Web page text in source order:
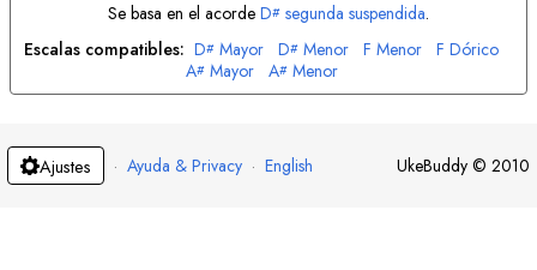
Se basa en el acorde D# segunda suspendida.
Escalas compatibles: D# Mayor D# Menor F Menor F Dórico
A# Mayor A# Menor
Ajustes · Ayuda & Privacy · English UkeBuddy © 2010